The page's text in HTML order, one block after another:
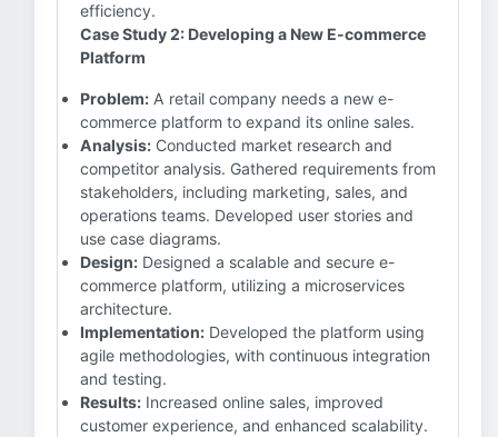
efficiency.
Case Study 2: Developing a New E-commerce
Platform
Problem: A retail company needs a new e-
commerce platform to expand its online sales.
Analysis: Conducted market research and
competitor analysis. Gathered requirements from
stakeholders, including marketing, sales, and
operations teams. Developed user stories and
use case diagrams.
Design: Designed a scalable and secure e-
commerce platform, utilizing a microservices
architecture.
Implementation: Developed the platform using
agile methodologies, with continuous integration
and testing.
Results: Increased online sales, improved
customer experience, and enhanced scalability.